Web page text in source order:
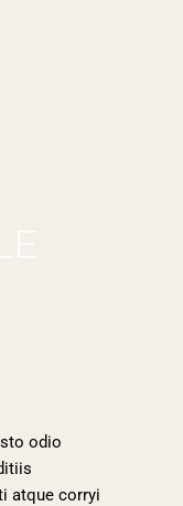
odio
atque corryi